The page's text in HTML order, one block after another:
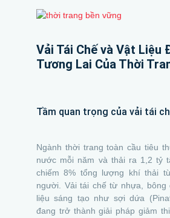
Vải Tái Chế và Vật Liệu
Tương Lai Của Thời
Tầm quan trọng của vải tái
Ngành thời trang toàn cầu tiêu
nước mỗi năm và thải ra 1,2 tỷ
chiếm 8% tổng lượng khí thải
người. Vải tái chế từ nhựa, bông
liệu sáng tạo như sợi dứa
đang trở thành giải pháp giảm